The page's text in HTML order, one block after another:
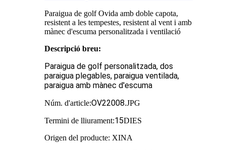
Paraigua de golf Ovida amb doble capota,
resistent a les tempestes, resistent al vent i amb
mànec d'escuma personalitzada i ventilació
Descripció breu:
Paraigua de golf personalitzada, dos
paraigua plegables, paraigua ventilada,
paraigua amb mànec d'escuma
Núm. d'article:OV22008.JPG
Termini de lliurament:15DIES
Origen del producte: XINA